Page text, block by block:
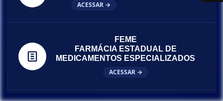
ACESSAR →
FEME
FARMÁCIA ESTADUAL DE
MEDICAMENTOS ESPECIALIZADOS
ACESSAR →